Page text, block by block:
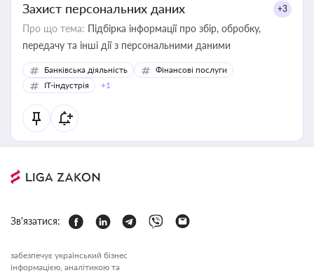
Захист персональних даних +3
Про що тема: Підбірка інформації про збір, обробку,
передачу та інші дії з персональними даними
Банківська діяльність
Фінансові послуги
IT-індустрія
+1
Зв'язатися:
забезпечує український бізнес
інформацією, аналітикою та